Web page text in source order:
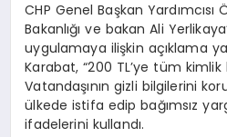
CHP Genel Başkan
Bakanlığı ve bakan Ali
uygulamaya ilişkin açıklama
Karabat, “200 TL’ye tüm kimlik
Vatandaşının gizli bilgilerini
ülkede istifa edip bağımsız
ifadelerini kullandı.